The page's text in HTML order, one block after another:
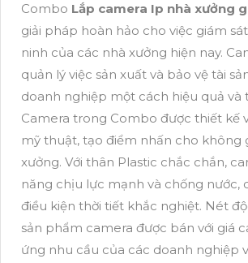
Combo Lắp camera Ip nhà xưởng
giải pháp hoàn hảo cho việc giám
ninh của các nhà xưởng hiện nay.
quản lý việc sản xuất và bảo vệ tài
doanh nghiệp một cách hiệu quả và
Camera trong Combo được thiết kế
mỹ thuật, tạo điểm nhấn cho không
xưởng. Với thân Plastic chắc chắn,
năng chịu lực mạnh và chống nước,
điều kiện thời tiết khắc nghiệt. Nét
sản phẩm camera được bán với giá
ứng nhu cầu của các doanh nghiệp